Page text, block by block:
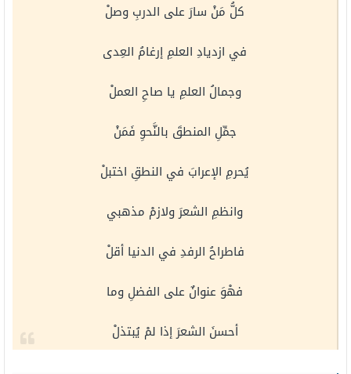
كلُّ مَنْ سارَ على الدربِ وصلْ
في ازديادِ العلمِ إرغامُ العِدى
وجمالُ العلمِ يا صاحِ العملْ
جمِّلِ المنطقَ بالنَّحوِ فَمَنْ
يُحرمِ الإعرابَ في النطقِ اختبلْ
وانظمِ الشعرَ ولازمْ مذهبي
فاطراحُ الرفدِ في الدنيا أقلْ
فهْوَ عنوانٌ على الفضلِ وما
أحسنَ الشعرَ إذا لمْ يُبتذلْ